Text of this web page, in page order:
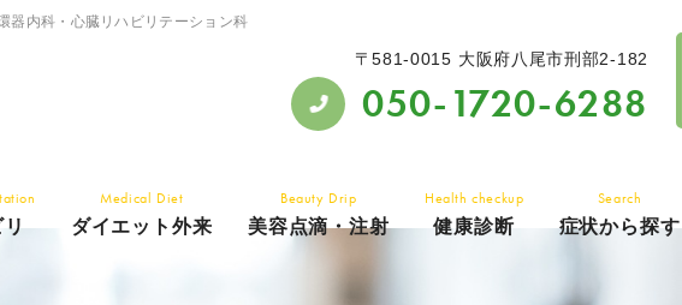
器内科・心臓リハビリテーション科
〒581-0015 大阪府八尾市刑部2-182
050-1720-6288
リ
Medical Diet
ダイエット外来
Beauty Drip
美容点滴・注射
Health checkup
健康診断
Search
症状から探す